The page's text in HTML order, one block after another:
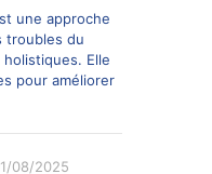
une approche
troubles du
Elle
pour améliorer
08/2025